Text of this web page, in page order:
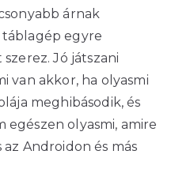
árnak
egyre
Jó játszani
van akkor, ha olyasmi
meghibásodik, és
egészen olyasmi, amire
Androidon és más